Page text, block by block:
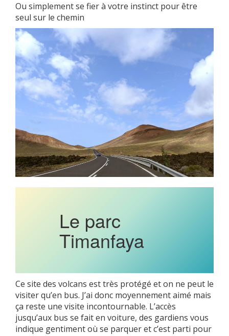
Ou simplement se fier à votre instinct pour être
seul sur le chemin
Le parc
Timanfaya
Ce site des volcans est très protégé et on ne peut le
visiter qu’en bus. J’ai donc moyennement aimé mais
ça reste une visite incontournable. L’accès
jusqu’aux bus se fait en voiture, des gardiens vous
indique gentiment où se parquer et c’est parti pour